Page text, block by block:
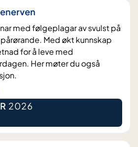
med følgeplagar av svulst på
Med økt kunnskap
for å leve med
Her møter du også
2026